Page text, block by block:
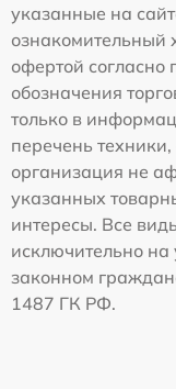
указанные на
ознакомительный
офертой согласно
обозначения
только в
перечень
организация не
указанных
интересы. Все
исключительно на
законном
1487 ГК РФ.